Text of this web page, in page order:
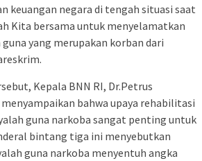
keuangan negara di tengah situasi saat
Kita bersama untuk menyelamatkan
yang merupakan korban dari
Kepala BNN RI, Dr.Petrus
bahwa upaya rehabilitasi
guna narkoba sangat penting untuk
bintang tiga ini menyebutkan
guna narkoba menyentuh angka